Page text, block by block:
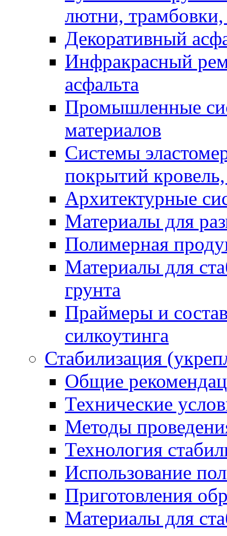
лютни, трамбовки,
Декоративный
Инфракрасный
асфальта
Промышленные
материалов
Системы
покрытий
Архитектурные
Материалы для
Полимерная
Материалы для
грунта
Праймеры и
силкоутинга
Стабилизация
Общие
Технические
Методы
Технология
Использование
Приготовления
Материалы для